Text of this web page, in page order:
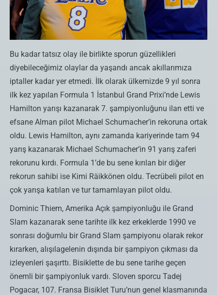
Bu kadar tatsız olay ile birlikte sporun güzellikleri
diyebileceğimiz olaylar da yaşandı ancak akıllarımıza
iptaller kadar yer etmedi. İlk olarak ülkemizde 9 yıl sonra
ilk kez yapılan Formula 1 İstanbul Grand Prixi’nde Lewis
Hamilton yarışı kazanarak 7. şampiyonluğunu ilan etti ve
efsane Alman pilot Michael Schumacher’in rekoruna ortak
oldu. Lewis Hamilton, aynı zamanda kariyerinde tam 94
yarış kazanarak Michael Schumacher’in 91 yarış zaferi
rekorunu kırdı. Formula 1’de bu sene kırılan bir diğer
rekorun sahibi ise Kimi Räikkönen oldu. Tecrübeli pilot en
çok yarışa katılan ve tur tamamlayan pilot oldu.
Dominic Thiem, Amerika Açık şampiyonluğu ile Grand
Slam kazanarak sene tarihte ilk kez erkeklerde 1990 ve
sonrası doğumlu bir Grand Slam şampiyonu olarak rekor
kırarken, alışılagelenin dışında bir şampiyon çıkması da
izleyenleri şaşırttı. Bisiklette de bu sene tarihe geçen
önemli bir şampiyonluk vardı. Sloven sporcu Tadej
Pogacar, 107. Fransa Bisiklet Turu’nun genel klasmanında